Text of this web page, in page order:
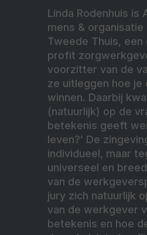
Linda Rodenhuis is
mens & organisatie
Tweede Thuis,
profit
voorzitter van de
ze uitleggen hoe je
winnen. Daarbij
(natuurlijk) op de
betekenis geeft
leven?’ De
individueel, maar
universeel en
van de
jury zich natuurlijk
van de werkgever
betekenis en hoe